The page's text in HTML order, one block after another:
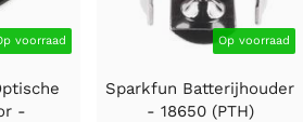
voorraad
-
Op voorraad
Sparkfun Batterijhouder
- 18650 (PTH)